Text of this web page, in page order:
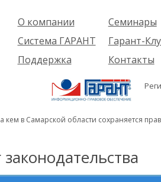
О компании
Компания
Проекты
Партнеры
Вакансии
Реквизиты
Информация
Система ГАРАНТ
О системе
решения
Комплекты
Новинки
Поддержка
Пользователям
Будущим
пользователям
Семинары
Об услуге
семинары
Гарант-
Контакты
кем в Самарской области сохраняется